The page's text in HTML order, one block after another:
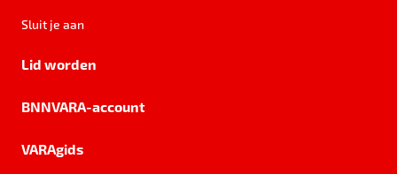
Sluit je aan
Lid worden
BNNVARA-account
VARAgids